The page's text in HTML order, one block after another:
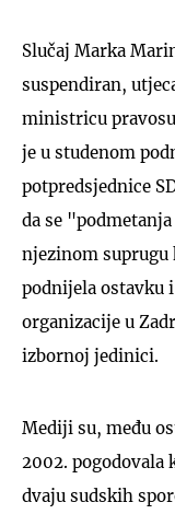
Slučaj Marka
suspendiran,
ministricu
je u studenom
potpredsjednice
da se
njezinom suprugu
podnijela ostavku
organizacije u
izbornoj jedinici.
Mediji su, među
2002. pogodovala
dvaju sudskih